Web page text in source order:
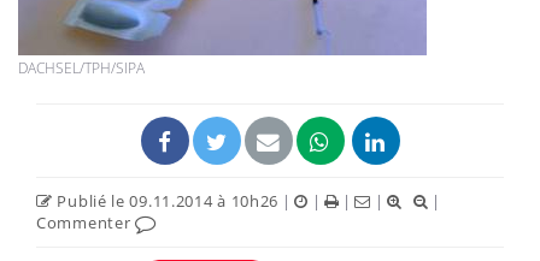
DACHSEL/TPH/SIPA
Publié le 09.11.2014 à 10h26 | | | |
|
Commenter